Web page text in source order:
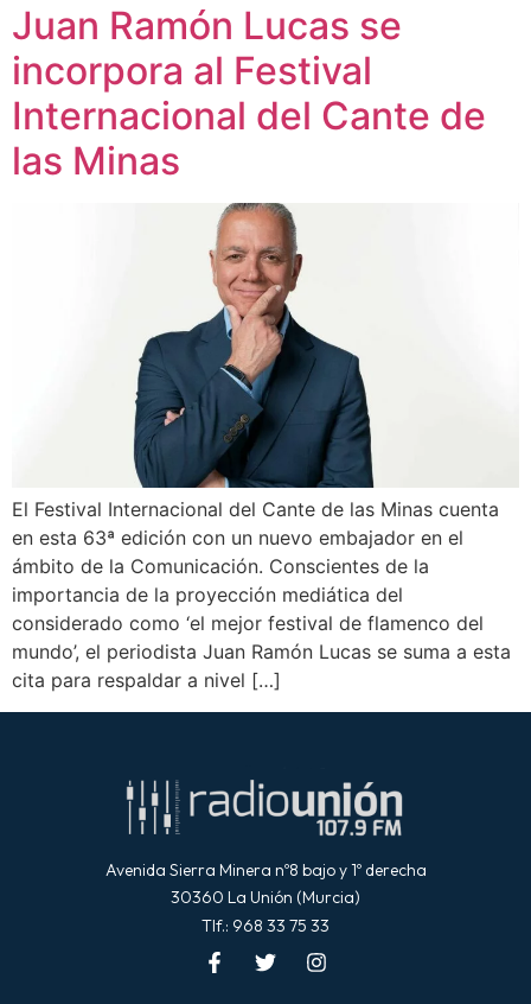
Juan Ramón Lucas se
incorpora al Festival
Internacional del Cante de
las Minas
El Festival Internacional del Cante de las Minas cuenta
en esta 63ª edición con un nuevo embajador en el
ámbito de la Comunicación. Conscientes de la
importancia de la proyección mediática del
considerado como ‘el mejor festival de flamenco del
mundo’, el periodista Juan Ramón Lucas se suma a esta
cita para respaldar a nivel […]
Avenida Sierra Minera nº8 bajo y 1º derecha
30360 La Unión (Murcia)
Tlf.: 968 33 75 33